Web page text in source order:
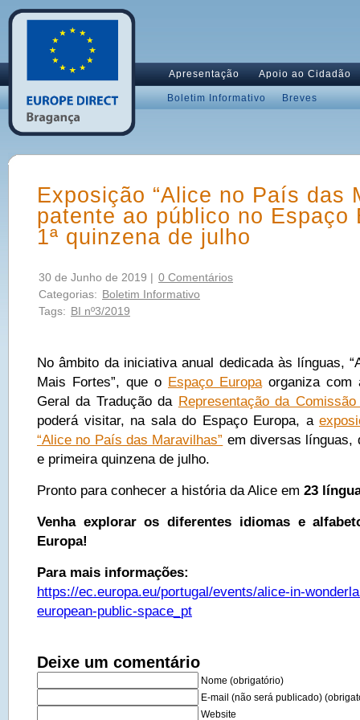
Apresentação Apoio ao Cidadão
Boletim Informativo Breves
Exposição “Alice no País das
patente ao público no Espaço
1ª quinzena de julho
30 de Junho de 2019 | 0 Comentários
Categorias: Boletim Informativo
Tags: BI nº3/2019
No âmbito da iniciativa anual dedicada às línguas,
Mais Fortes”, que o Espaço Europaorganiza com
Geral da Tradução da Representação da
poderá visitar, na sala do Espaço Europa, a
“Alice no País das Maravilhas” em diversas línguas,
e primeira quinzena de julho.
Pronto para conhecer a história da Alice em 23
Venha explorar os diferentes idiomas e
Europa!
Para mais informações:
https://ec.europa.eu/portugal/events/alice-in-
european-public-space_pt
Deixe um comentário
Nome (obrigatório)
E-mail (não será publicado)
Website